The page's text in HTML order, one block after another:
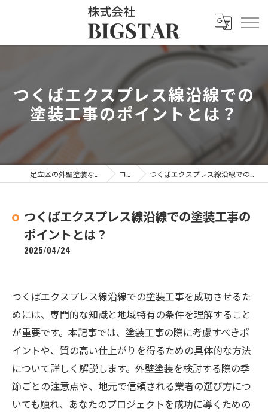
つくばエクスプレス線沿線での
塗装工事のポイントとは？
コラム つくばエクスプレス線沿線での塗装工事のポイントとは？
つくばエクスプレス線沿線での塗装工事の
ポイントとは？
2025/04/24
つくばエクスプレス線沿線での塗装工事を成功させるた
めには、専門的な知識と地域特有の条件を理解すること
が重要です。本記事では、塗装工事の際に考慮すべきポ
イントや、質の高い仕上がりを得るための具体的な方法
について詳しく解説します。外壁塗装を検討する際の季
節ごとの注意点や、地元で信頼される業者の選び方につ
いても触れ、あなたのプロジェクトを成功に導くための